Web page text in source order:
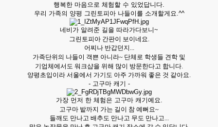
행복한 마음으로 체험할 수 있었답니다.
우리 가족의 양평 그린토피아 나들이를 소개할게요.^^
네비가 알려준 길을 따라가다보니~
그린토피아 간판이 보이네요.
어찌나 반갑던지...
가족단위의 나들이 객쁜 아니라~ 단체로 학생들 견학 및
기업체에서도 워크샵을 위해 많이 방문한다고 합니다.
양평초입이라 서울에서 가기도 아주 가까워 좋은 것 같아요.
- 고구마 캐기 -
가장 먼저 한 체험은 고구마 캐기예요.
고구마 밭까지 가는 길이 참 예뻐요~
들깨도 만나고 배추도 만나고 무도 만나고...